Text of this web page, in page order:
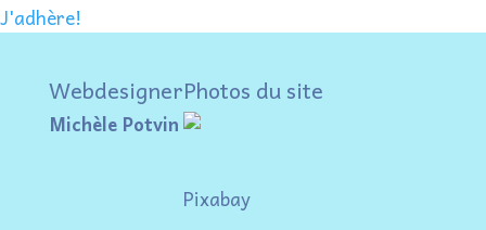
J'adhère!
Webdesigner
Michèle Potvin
Photos du site
Pixabay